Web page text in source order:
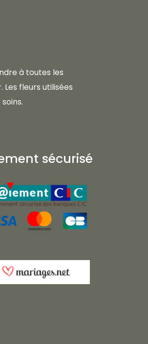
à toutes les
fleurs utilisées
sécurisé